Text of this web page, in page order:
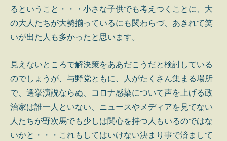
るということ・・・小さな子供でも考えつくことに、大
の大人たちが大勢揃っているにも関わらづ、あきれて笑
いが出た人も多かったと思います。
見えないところで解決策をああだこうだと検討している
のでしょうが、与野党ともに、人がたくさん集まる場所
で、選挙演説ならぬ、コロナ感染について声を上げる政
治家は誰一人といない、ニュースやメディアを見てない
人たちが野次馬でも少しは関心を持つ人もいるのではな
いかと・・・これもしてはいけない決まり事で済まして